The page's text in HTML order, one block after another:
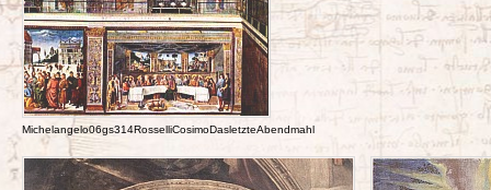
Michelangelo06gs314RosselliCosimoDasletzteAbendmahl